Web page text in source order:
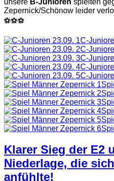
Zepernick/Schönow leider
⚽⚽⚽
C-
C-
C-
C-
C-
Klarer Sieg der E2
Niederlage, die
anfühlte!